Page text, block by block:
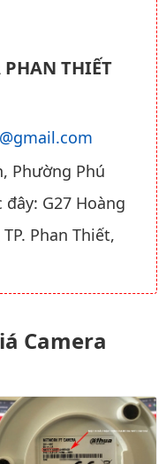
PHAN THIẾT
Phường Phú
G27 Hoàng
Phan Thiết,
Camera